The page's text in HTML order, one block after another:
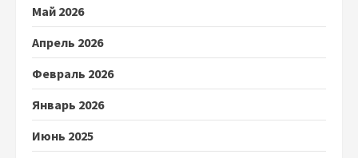
Май 2026
Апрель 2026
Февраль 2026
Январь 2026
Июнь 2025